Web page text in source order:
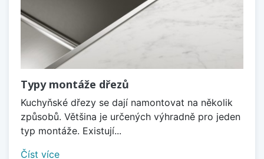
Typy montáže dřezů
Kuchyňské dřezy se dají namontovat na několik
způsobů. Většina je určených výhradně pro jeden
typ montáže. Existují...
Číst více